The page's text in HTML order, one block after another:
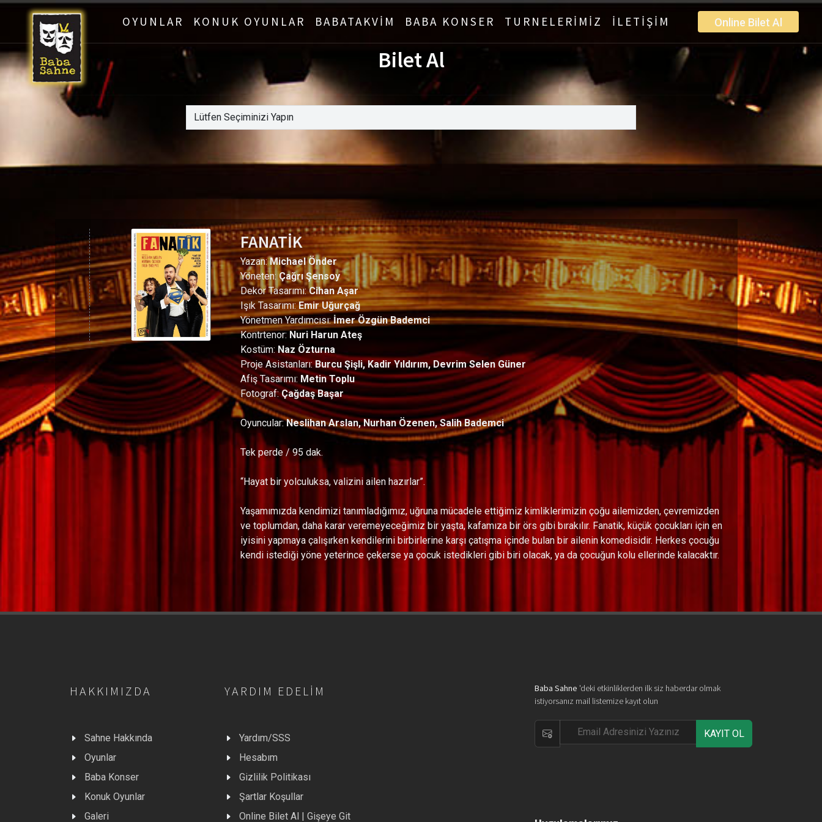
Online Bilet Al
OYUNLAR KONUK OYUNLAR BABATAKVİM BABA KONSER TURNELERİMİZ İLETİŞİM
Bilet Al
FANATİK
Yazan:Michael Önder
Yöneten:Çağrı Şensoy
Dekor Tasarımı:Cihan Aşar
Işık Tasarımı:Emir Uğurçağ
Yönetmen Yardımcısı:İmer Özgün Bademci
Kontrtenor:Nuri Harun Ateş
Kostüm:Naz Özturna
Proje Asistanları:Burcu Şişli, Kadir Yıldırım, Devrim Selen Güner
Afiş Tasarımı: Metin Toplu
Fotograf:Çağdaş Başar
Oyuncular:Neslihan Arslan, Nurhan Özenen, Salih Bademci
Tek perde / 95 dak.
“Hayat bir yolculuksa, valizini ailen hazırlar”.
Yaşamımızda kendimizi tanımladığımız, uğruna mücadele ettiğimiz kimliklerimizin çoğu ailemizden, çevremizden
ve toplumdan, daha karar veremeyeceğimiz bir yaşta, kafamıza bir örs gibi bırakılır. Fanatik, küçük çocukları için en
iyisini yapmaya çalışırken kendilerini birbirlerine karşı çatışma içinde bulan bir ailenin komedisidir. Herkes çocuğu
kendi istediği yöne yeterince çekerse ya çocuk istedikleri gibi biri olacak, ya da çocuğun kolu ellerinde kalacaktır.
HAKKIMIZDA
Sahne Hakkında
Oyunlar
Baba Konser
Konuk Oyunlar
Galeri
YARDIM EDELIM
Yardım/SSS
Hesabım
Gizlilik Politikası
Şartlar Koşullar
Online Bilet Al | Gişeye Git
Baba Sahne 'deki etkinliklerden ilk siz haberdar olmak
istiyorsanız mail listemize kayıt olun
KAYIT OL